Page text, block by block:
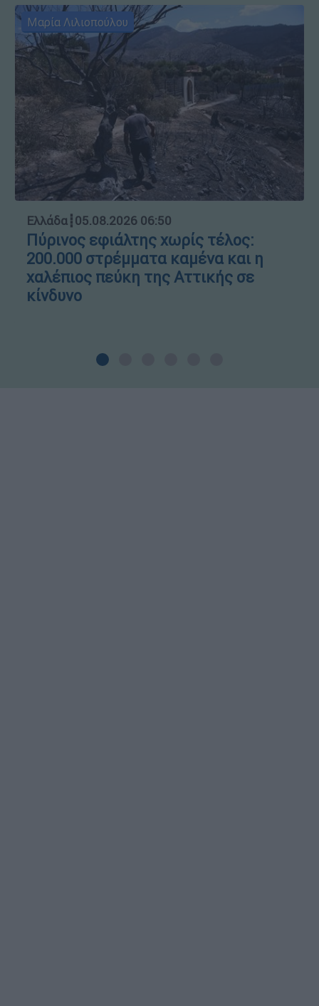
Μαρία Λιλιοπούλου
Ελλάδα┋05.08.2026 06:50
Πύρινος εφιάλτης χωρίς τέλος:
200.000 στρέμματα καμένα και η
χαλέπιος πεύκη της Αττικής σε
κίνδυνο